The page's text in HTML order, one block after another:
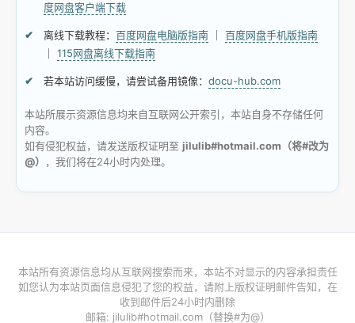
度网盘客户端下载
离线下载教程： 百度网盘电脑版指南
百度网盘手机版指南
115网盘离线下载指南
若本站访问缓慢，请尝试备用镜像： docu-hub.com
本站所展示资源信息均来自互联网公开索引，本站自身不存储任何
内容。
如有侵犯权益，请发送版权证明至 jilulib#hotmail.com（将#改为
@）
，我们将在24小时内处理。
本站所有资源信息均从互联网搜索而来，本站不对显示的内容承担责任
如您认为本站页面信息侵犯了您的权益，请附上版权证明邮件告知，在
收到邮件后24小时内删除
邮箱: jilulib#hotmail.com（替换#为@）